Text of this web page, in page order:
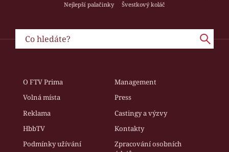
Nejlepší palačinky
Švestkový koláč
O FTV Prima
Management
Volná místa
Press
Reklama
Castingy a výzvy
HbbTV
Kontakty
Podmínky užívání
Zpracování osobních